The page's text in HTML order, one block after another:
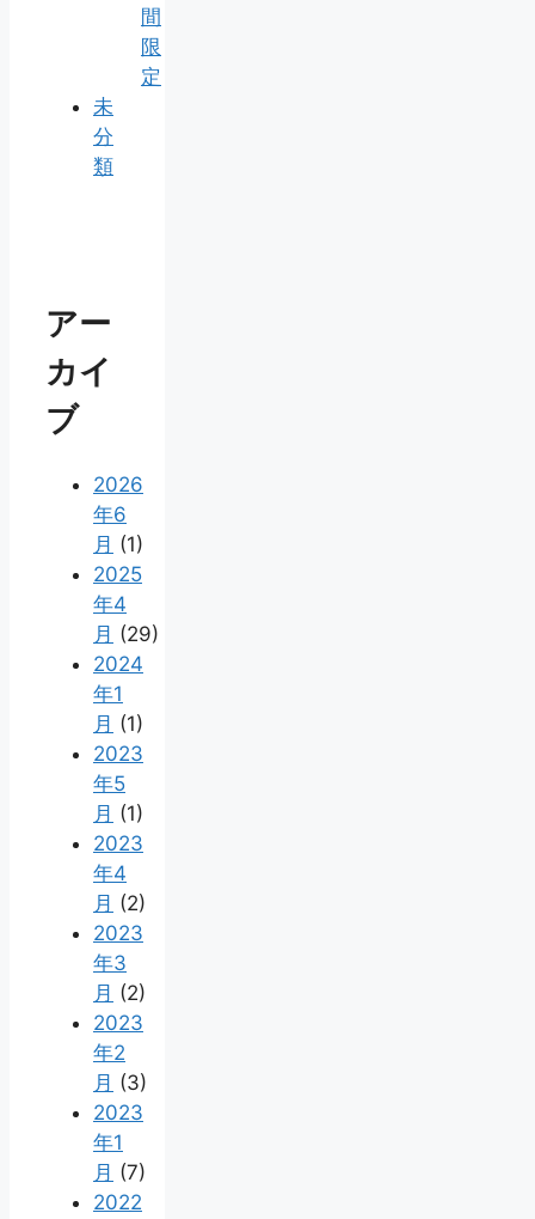
間
限
定
未
分
類
アー
カイ
ブ
2026
年6
月 (1)
2025
年4
月 (29)
2024
年1
月 (1)
2023
年5
月 (1)
2023
年4
月 (2)
2023
年3
月 (2)
2023
年2
月 (3)
2023
年1
月 (7)
2022